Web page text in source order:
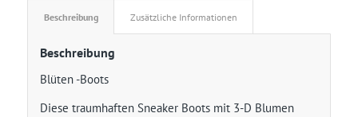
Beschreibung Zusätzliche Informationen
Beschreibung
Blüten -Boots
Diese traumhaften Sneaker Boots mit 3-D Blumen